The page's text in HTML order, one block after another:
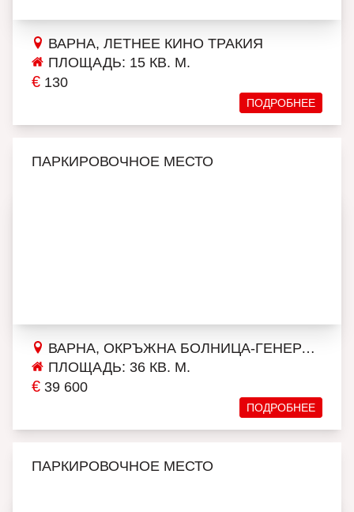
ВАРНА, ЛЕТНЕЕ КИНО ТРАКИЯ
ПЛОЩАДЬ: 15 КВ. М.
€ 130
ПОДРОБНЕЕ
ПАРКИРОВОЧНОЕ МЕСТО
ВАРНА, ОКРЪЖНА БОЛНИЦА-ГЕНЕРАЛИ
ПЛОЩАДЬ: 36 КВ. М.
€ 39 600
ПОДРОБНЕЕ
ПАРКИРОВОЧНОЕ МЕСТО